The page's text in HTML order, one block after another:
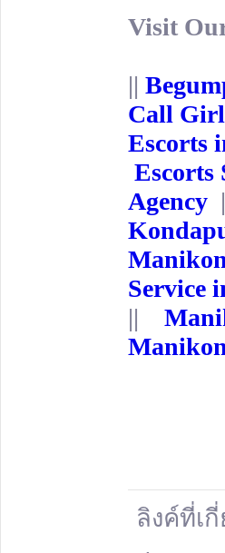
Visit
||
Call
Escorts
Escorts
Agency
Service
||
ลิงค์ที่เ